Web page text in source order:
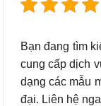
Bạn đang tìm
cung cấp dịch
dạng các mẫu
đại. Liên hệ